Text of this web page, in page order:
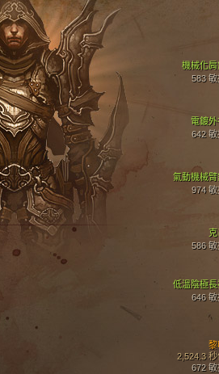
電鍍外
642 敏
氣動機械臂
974 敏
機械化肩
583 敏
低溫陰極長
646 敏
黎
2,524.3 秒
672 敏
克
586 敏